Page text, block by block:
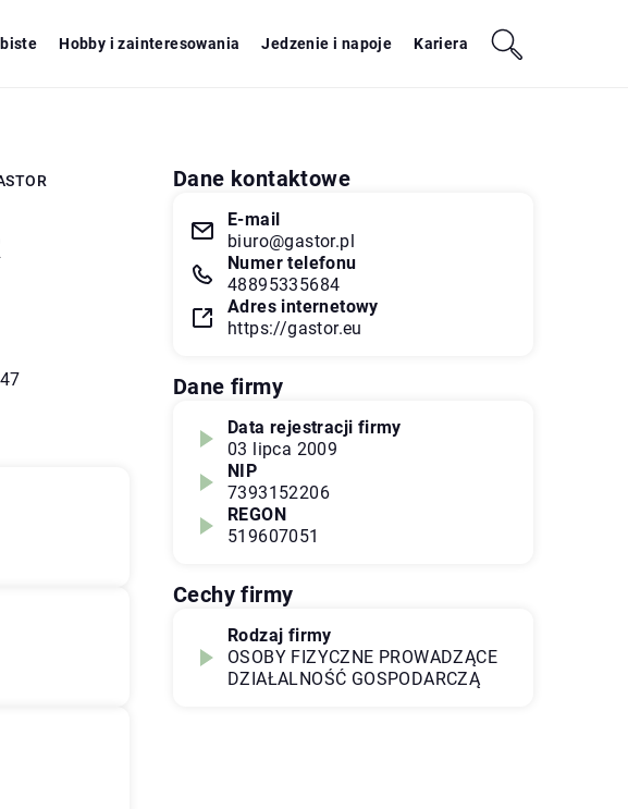
Hobby i zainteresowania Jedzenie i napoje Kariera
Dane kontaktowe
E-mail
biuro@gastor.pl
Numer telefonu
48895335684
Adres internetowy
https://gastor.eu
Dane firmy
Data rejestracji firmy
03 lipca 2009
NIP
7393152206
REGON
519607051
Cechy firmy
Rodzaj firmy
OSOBY FIZYCZNE PROWADZĄCE
DZIAŁALNOŚĆ GOSPODARCZĄ